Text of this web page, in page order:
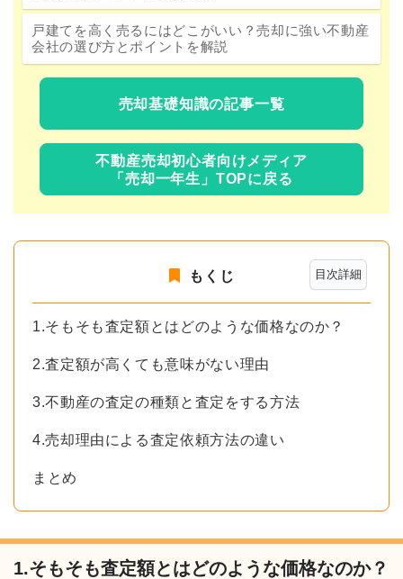
戸建てを高く売るにはどこがいい？売却に強い不動産
会社の選び方とポイントを解説
売却基礎知識の記事一覧
不動産売却初心者向けメディア
「売却一年生」TOPに戻る
目次詳細
もくじ
1.そもそも査定額とはどのような価格なのか？
2.査定額が高くても意味がない理由
3.不動産の査定の種類と査定をする方法
4.売却理由による査定依頼方法の違い
まとめ
1.そもそも査定額とはどのような価格なのか？